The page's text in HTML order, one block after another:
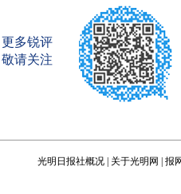
更多锐评
敬请关注
光明日报社概况 关于光明网 报